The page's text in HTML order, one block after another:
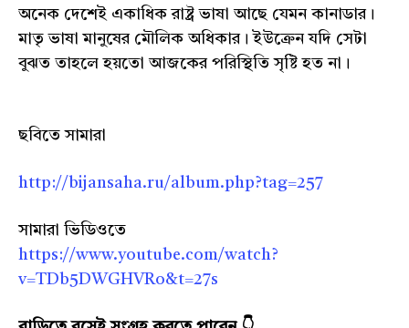
অনেক দেশেই একাধিক রাষ্ট্র ভাষা আছে যেমন কানাডার।
মাতৃ ভাষা মানুষের মৌলিক অধিকার। ইউক্রেন যদি সেটা
বুঝত তাহলে হয়তো আজকের পরিস্থিতি সৃষ্টি হত না।
ছবিতে সামারা
http://bijansaha.ru/album.php?tag=257
সামারা ভিডিওতে
https://www.youtube.com/watch?
v=TDb5DWGHVRo&t=27s